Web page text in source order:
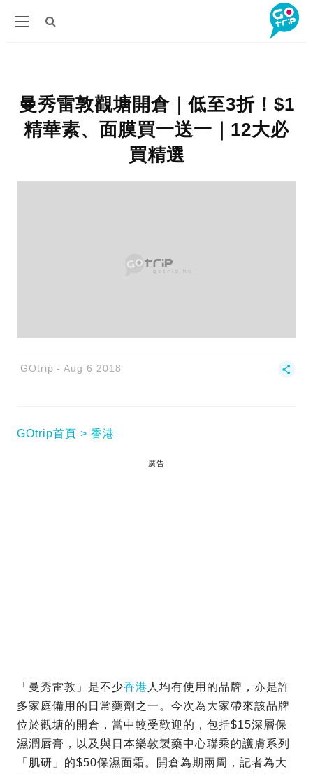
曼秀雷敦觀塘開倉｜低至3折！$1
精華素、面膜買一送一｜12大必
買精選
GOtrip Aug 6 2018
GOtrip首頁 香港
廣告
「曼秀雷敦」是不少香港 人均有使用的品牌，亦是許
多家庭備用的日常藥劑之一。今次為大家帶來該品牌
位於觀塘的開倉，當中較受歡迎的，包括$15深層保
濕潤唇膏，以及與日本樂敦製藥中心聯乘的護膚系列
「肌研」的$50保濕面霜。開倉為期兩周，記者為大